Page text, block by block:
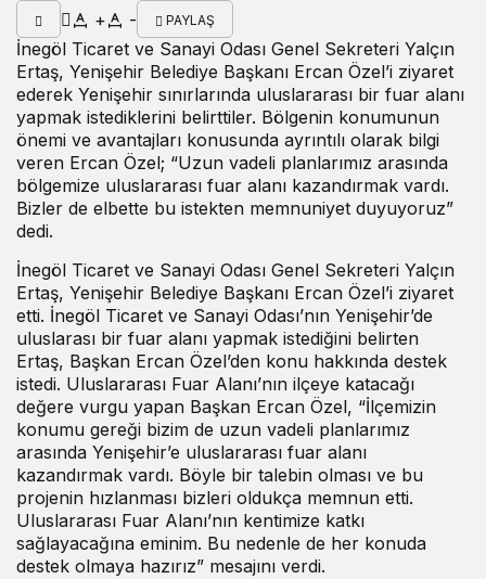
+ - PAYLAŞ
İnegöl Ticaret ve Sanayi Odası Genel Sekreteri Yalçın
Ertaş, Yenişehir Belediye Başkanı Ercan Özel’i ziyaret
ederek Yenişehir sınırlarında uluslararası bir fuar alanı
yapmak istediklerini belirttiler. Bölgenin konumunun
önemi ve avantajları konusunda ayrıntılı olarak bilgi
veren Ercan Özel; “Uzun vadeli planlarımız arasında
bölgemize uluslararası fuar alanı kazandırmak vardı.
Bizler de elbette bu istekten memnuniyet duyuyoruz”
dedi.
İnegöl Ticaret ve Sanayi Odası Genel Sekreteri Yalçın
Ertaş, Yenişehir Belediye Başkanı Ercan Özel’i ziyaret
etti. İnegöl Ticaret ve Sanayi Odası’nın Yenişehir’de
uluslarası bir fuar alanı yapmak istediğini belirten
Ertaş, Başkan Ercan Özel’den konu hakkında destek
istedi. Uluslararası Fuar Alanı’nın ilçeye katacağı
değere vurgu yapan Başkan Ercan Özel, “İlçemizin
konumu gereği bizim de uzun vadeli planlarımız
arasında Yenişehir’e uluslararası fuar alanı
kazandırmak vardı. Böyle bir talebin olması ve bu
projenin hızlanması bizleri oldukça memnun etti.
Uluslararası Fuar Alanı’nın kentimize katkı
sağlayacağına eminim. Bu nedenle de her konuda
destek olmaya hazırız” mesajını verdi.